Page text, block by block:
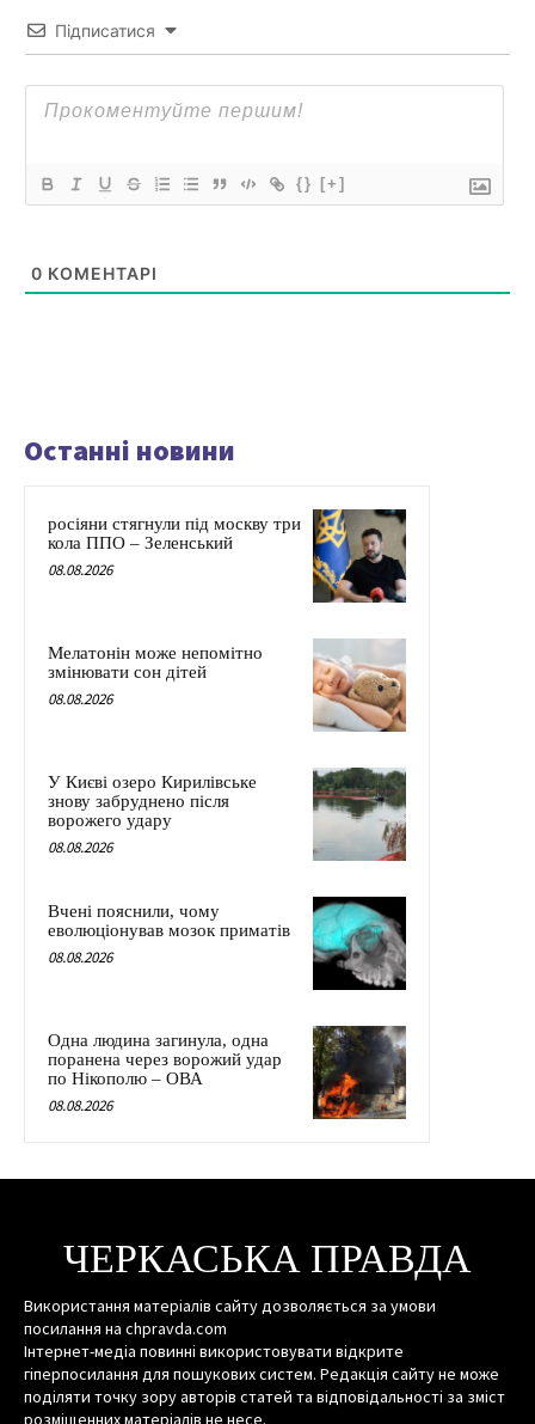
Підписатися
{} [+]
0 КОМЕНТАРІ
Останні новини
росіяни стягнули під москву три
кола ППО – Зеленський
08.08.2026
Мелатонін може непомітно
змінювати сон дітей
08.08.2026
У Києві озеро Кирилівське
знову забруднено після
ворожего удару
08.08.2026
Вчені пояснили, чому
еволюціонував мозок приматів
08.08.2026
Одна людина загинула, одна
поранена через ворожий удар
по Нікополю – ОВА
08.08.2026
ЧЕРКАСЬКА ПРАВДА
Використання матеріалів сайту дозволяється за умови
посилання на chpravda.com
Інтернет-медіа повинні використовувати відкрите
гіперпосилання для пошукових систем. Редакція сайту не може
поділяти точку зору авторів статей та відповідальності за зміст